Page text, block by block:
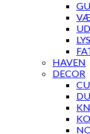
HAVEN
DECOR